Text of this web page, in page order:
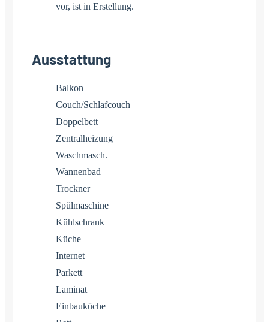
vor, ist in Erstellung.
Ausstattung
Balkon
Couch/Schlafcouch
Doppelbett
Zentralheizung
Waschmasch.
Wannenbad
Trockner
Spülmaschine
Kühlschrank
Küche
Internet
Parkett
Laminat
Einbauküche